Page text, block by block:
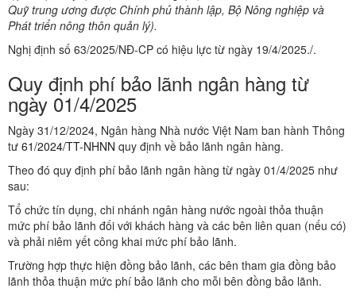
Quỹ trung ương được Chính phủ thành lập, Bộ Nông nghiệp và
Phát triển nông thôn quản lý).
Nghị định số 63/2025/NĐ-CP có hiệu lực từ ngày 19/4/2025./.
Quy định phí bảo lãnh ngân hàng từ
ngày 01/4/2025
Ngày 31/12/2024, Ngân hàng Nhà nước Việt Nam ban hành Thông
tư 61/2024/TT-NHNN quy định về bảo lãnh ngân hàng.
Theo đó quy định phí bảo lãnh ngân hàng từ ngày 01/4/2025 như
sau:
Tổ chức tín dụng, chi nhánh ngân hàng nước ngoài thỏa thuận
mức phí bảo lãnh đối với khách hàng và các bên liên quan (nếu có)
và phải niêm yết công khai mức phí bảo lãnh.
Trường hợp thực hiện đồng bảo lãnh, các bên tham gia đồng bảo
lãnh thỏa thuận mức phí bảo lãnh cho mỗi bên đồng bảo lãnh.